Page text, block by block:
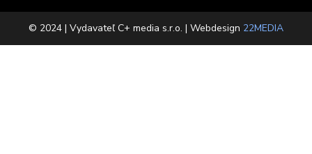
© 2024 | Vydavateľ C+ media s.r.o. | Webdesign 22MEDIA